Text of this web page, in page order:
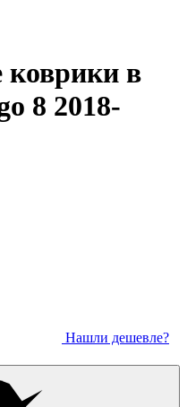
в
8 2018-
Нашли дешевле?